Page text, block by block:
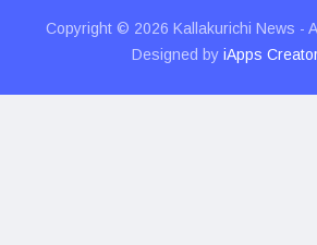
Copyright © 2026 Kallakurichi News -
Designed by iApps